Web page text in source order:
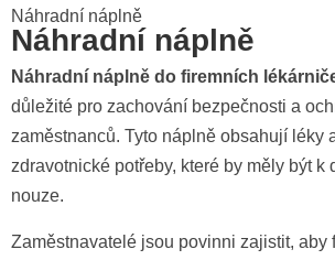
Náhradní náplně
Náhradní náplně
Náhradní náplně do firemních
důležité pro zachování bezpečnosti a
zaměstnanců. Tyto náplně obsahují léky
zdravotnické potřeby, které by měly být k
nouze.
Zaměstnavatelé jsou povinni zajistit, aby